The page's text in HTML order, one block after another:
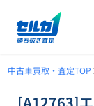
中古車買取・査定TOP